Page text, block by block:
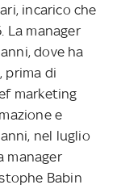
incarico che
La manager
dove ha
prima di
marketing
e
nel luglio
manager
Babin